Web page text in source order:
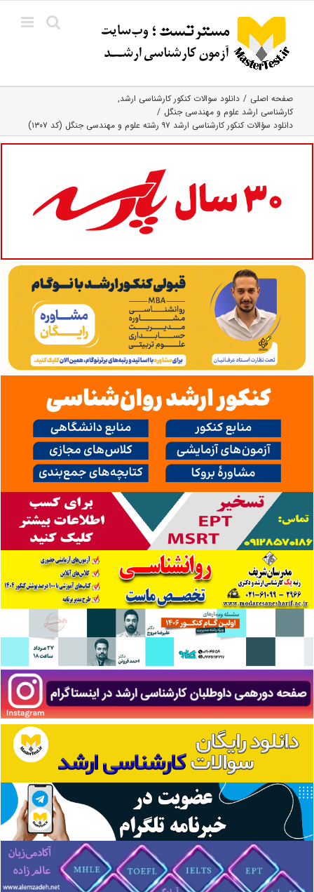
content
صفحه اصلی
دانلود سوالات کنکور کارشناسی ارشد
کارشناسی ارشد علوم و مهندسی جنگل
دانلود سؤالات کنکور کارشناسی ارشد ۹۷ رشته علوم و مهندسی جنگل (کد ۱۳۰۷)